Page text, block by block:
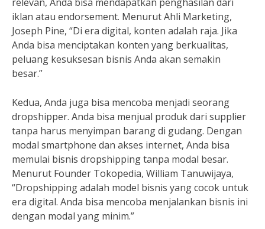
iklan atau endorsement. Menurut Ahli Marketing,
Joseph Pine, “Di era digital, konten adalah raja. Jika
Anda bisa menciptakan konten yang berkualitas,
peluang kesuksesan bisnis Anda akan semakin
besar.”
Kedua, Anda juga bisa mencoba menjadi seorang
dropshipper. Anda bisa menjual produk dari supplier
tanpa harus menyimpan barang di gudang. Dengan
modal smartphone dan akses internet, Anda bisa
memulai bisnis dropshipping tanpa modal besar.
Menurut Founder Tokopedia, William Tanuwijaya,
“Dropshipping adalah model bisnis yang cocok untuk
era digital. Anda bisa mencoba menjalankan bisnis ini
dengan modal yang minim.”